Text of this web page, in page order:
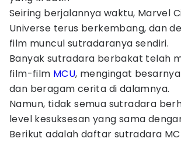
Seiring berjalannya waktu, Marvel
Universe terus berkembang, dan
film muncul sutradaranya sendiri.
Banyak sutradara berbakat telah
film-film MCU, mengingat
dan beragam cerita di dalamnya.
Namun, tidak semua sutradara
level kesuksesan yang sama
Berikut adalah daftar sutradara